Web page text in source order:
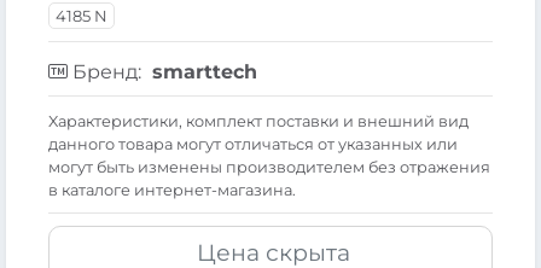
4185 N
Бренд: smarttech
Xарактеристики, комплект поставки и внешний вид
данного товара могут отличаться от указанных или
могут быть изменены производителем без отражения
в каталоге интернет-магазина.
Цена скрыта